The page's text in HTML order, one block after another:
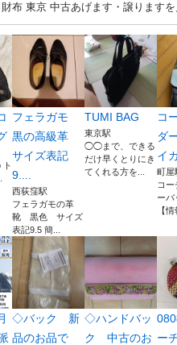
布 東京 中古あげます・譲りますを
ト
フェラガモ
黒の高級革
サイズ表記
9....
西荻窪駅
フェラガモの革
靴 黒色 サイズ
表記9.5 簡...
TUMI BAG
東京駅
◯◯まで、できる
だけ早くとりにき
てくれる方を...
コ
ダ
イ
町屋
コ
ーバ
【
◇バック 新
品のお品で
◇ハンドバッ
ク 中古のお ー